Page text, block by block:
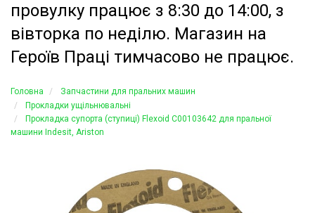
провулку працює з 8:30 до 14:00, з
вівторка по неділю. Магазин на
Героїв Праці тимчасово не працює.
Головна
Запчастини для пральних машин
Прокладки ущільнювальні
Прокладка супорта (ступиці) Flexoid C00103642 для пральної
машини Indesit, Ariston